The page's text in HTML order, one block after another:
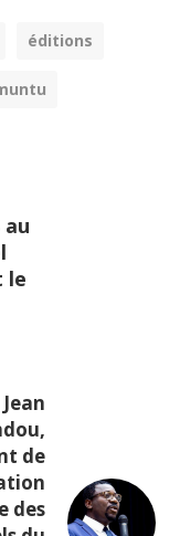
éditions
au
le
de
des